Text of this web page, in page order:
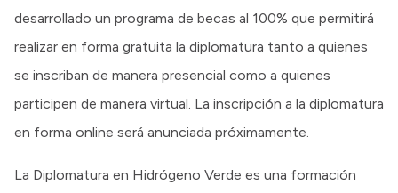
desarrollado un programa de becas al 100% que permitirá
realizar en forma gratuita la diplomatura tanto a quienes
se inscriban de manera presencial como a quienes
participen de manera virtual. La inscripción a la diplomatura
en forma online será anunciada próximamente.
La Diplomatura en Hidrógeno Verde es una formación